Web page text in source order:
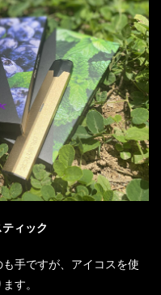
ティック
手ですが、アイコスを使
す。